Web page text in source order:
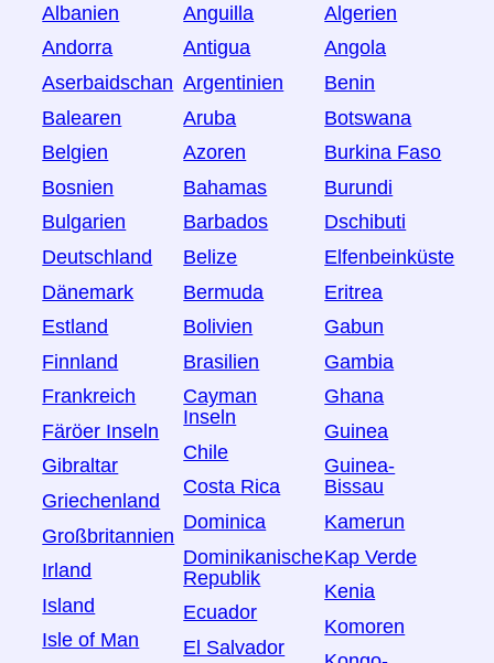
Albanien
Andorra
Aserbaidschan
Balearen
Belgien
Bosnien
Bulgarien
Deutschland
Dänemark
Estland
Finnland
Frankreich
Färöer Inseln
Gibraltar
Griechenland
Großbritannien
Irland
Island
Isle of Man
Anguilla
Antigua
Argentinien
Aruba
Azoren
Bahamas
Barbados
Belize
Bermuda
Bolivien
Brasilien
Cayman
Inseln
Chile
Costa Rica
Dominica
Dominikanische
Republik
Ecuador
El Salvador
Algerien
Angola
Benin
Botswana
Burkina Faso
Burundi
Dschibuti
Elfenbeinküste
Eritrea
Gabun
Gambia
Ghana
Guinea
Guinea-
Bissau
Kamerun
Kap Verde
Kenia
Komoren